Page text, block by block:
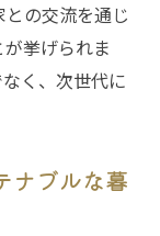
の交流を通じ
挙げられま
く、次世代に
ナブルな暮